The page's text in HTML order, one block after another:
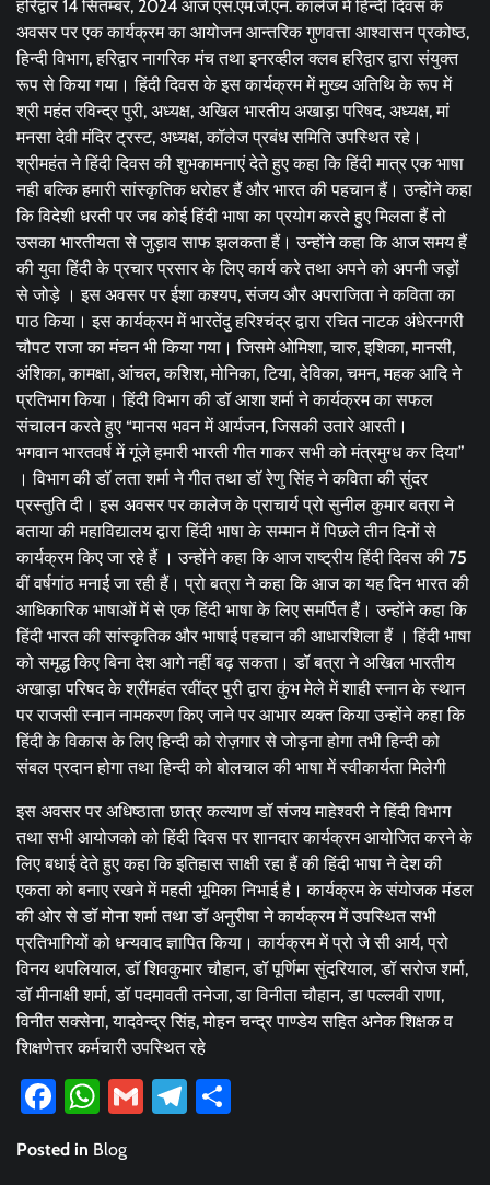
हरिद्वार 14 सितम्बर, 2024 आज एस.एम.जे.एन. कालेज में हिन्दी दिवस के
अवसर पर एक कार्यक्रम का आयोजन आन्तरिक गुणवत्ता आश्वासन प्रकोष्ठ,
हिन्दी विभाग, हरिद्वार नागरिक मंच तथा इनरव्हील क्लब हरिद्वार द्वारा संयुक्त
रूप से किया गया। हिंदी दिवस के इस कार्यक्रम में मुख्य अतिथि के रूप में
श्री महंत रविन्द्र पुरी, अध्यक्ष, अखिल भारतीय अखाड़ा परिषद, अध्यक्ष, मां
मनसा देवी मंदिर ट्रस्ट, अध्यक्ष, कॉलेज प्रबंध समिति उपस्थित रहे।
श्रीमहंत ने हिंदी दिवस की शुभकामनाएं देते हुए कहा कि हिंदी मात्र एक भाषा
नही बल्कि हमारी सांस्कृतिक धरोहर हैं और भारत की पहचान हैं। उन्होंने कहा
कि विदेशी धरती पर जब कोई हिंदी भाषा का प्रयोग करते हुए मिलता हैं तो
उसका भारतीयता से जुड़ाव साफ झलकता हैं। उन्होंने कहा कि आज समय हैं
की युवा हिंदी के प्रचार प्रसार के लिए कार्य करे तथा अपने को अपनी जड़ों
से जोड़े । इस अवसर पर ईशा कश्यप, संजय और अपराजिता ने कविता का
पाठ किया। इस कार्यक्रम में भारतेंदु हरिश्चंद्र द्वारा रचित नाटक अंधेरनगरी
चौपट राजा का मंचन भी किया गया। जिसमे ओमिशा, चारु, इशिका, मानसी,
अंशिका, कामक्षा, आंचल, कशिश, मोनिका, टिया, देविका, चमन, महक आदि ने
प्रतिभाग किया। हिंदी विभाग की डॉ आशा शर्मा ने कार्यक्रम का सफल
संचालन करते हुए “मानस भवन में आर्यजन, जिसकी उतारे आरती।
भगवान भारतवर्ष में गूंजे हमारी भारती गीत गाकर सभी को मंत्रमुग्ध कर दिया”
। विभाग की डॉ लता शर्मा ने गीत तथा डॉ रेणु सिंह ने कविता की सुंदर
प्रस्तुति दी। इस अवसर पर कालेज के प्राचार्य प्रो सुनील कुमार बत्रा ने
बताया की महाविद्यालय द्वारा हिंदी भाषा के सम्मान में पिछले तीन दिनों से
कार्यक्रम किए जा रहे हैं । उन्होंने कहा कि आज राष्ट्रीय हिंदी दिवस की 75
वीं वर्षगांठ मनाई जा रही हैं। प्रो बत्रा ने कहा कि आज का यह दिन भारत की
आधिकारिक भाषाओं में से एक हिंदी भाषा के लिए समर्पित हैं। उन्होंने कहा कि
हिंदी भारत की सांस्कृतिक और भाषाई पहचान की आधारशिला हैं । हिंदी भाषा
को समृद्ध किए बिना देश आगे नहीं बढ़ सकता। डॉ बत्रा ने अखिल भारतीय
अखाड़ा परिषद के श्रींमहंत रवींद्र पुरी द्वारा कुंभ मेले में शाही स्नान के स्थान
पर राजसी स्नान नामकरण किए जाने पर आभार व्यक्त किया उन्होंने कहा कि
हिंदी के विकास के लिए हिन्दी को रोज़गार से जोड़ना होगा तभी हिन्दी को
संबल प्रदान होगा तथा हिन्दी को बोलचाल की भाषा में स्वीकार्यता मिलेगी
इस अवसर पर अधिष्ठाता छात्र कल्याण डॉ संजय माहेश्वरी ने हिंदी विभाग
तथा सभी आयोजको को हिंदी दिवस पर शानदार कार्यक्रम आयोजित करने के
लिए बधाई देते हुए कहा कि इतिहास साक्षी रहा हैं की हिंदी भाषा ने देश की
एकता को बनाए रखने में महती भूमिका निभाई है। कार्यक्रम के संयोजक मंडल
की ओर से डॉ मोना शर्मा तथा डॉ अनुरीषा ने कार्यक्रम में उपस्थित सभी
प्रतिभागियों को धन्यवाद ज्ञापित किया। कार्यक्रम में प्रो जे सी आर्य, प्रो
विनय थपलियाल, डॉ शिवकुमार चौहान, डॉ पूर्णिमा सुंदरियाल, डॉ सरोज शर्मा,
डॉ मीनाक्षी शर्मा, डॉ पदमावती तनेजा, डा विनीता चौहान, डा पल्लवी राणा,
विनीत सक्सेना, यादवेन्द्र सिंह, मोहन चन्द्र पाण्डेय सहित अनेक शिक्षक व
शिक्षणेत्तर कर्मचारी उपस्थित रहे
Facebook
WhatsApp
GmailTelegram
Posted in Blog